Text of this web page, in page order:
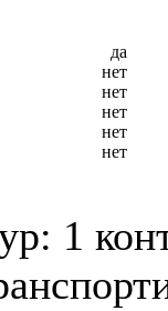
да
нет
нет
нет
нет
нет